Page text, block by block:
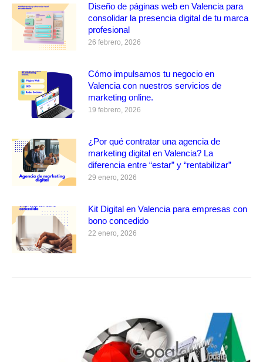
Diseño de páginas web en Valencia para
consolidar la presencia digital de tu marca
profesional
26 febrero, 2026
Cómo impulsamos tu negocio en
Valencia con nuestros servicios de
marketing online.
19 febrero, 2026
¿Por qué contratar una agencia de
marketing digital en Valencia? La
diferencia entre “estar” y “rentabilizar”
29 enero, 2026
Kit Digital en Valencia para empresas con
bono concedido
22 enero, 2026